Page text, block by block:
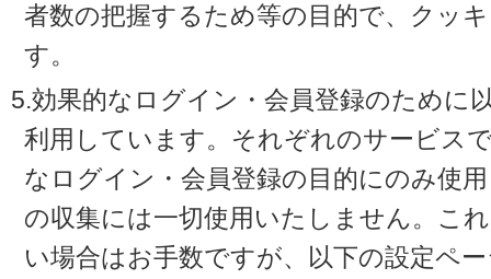
者数の把握するため等の目的で、クッ
す。
5.効果的なログイン・会員登録のために
利用しています。それぞれのサービス
なログイン・会員登録の目的にのみ使
の収集には一切使用いたしません。こ
い場合はお手数ですが、以下の設定ペ